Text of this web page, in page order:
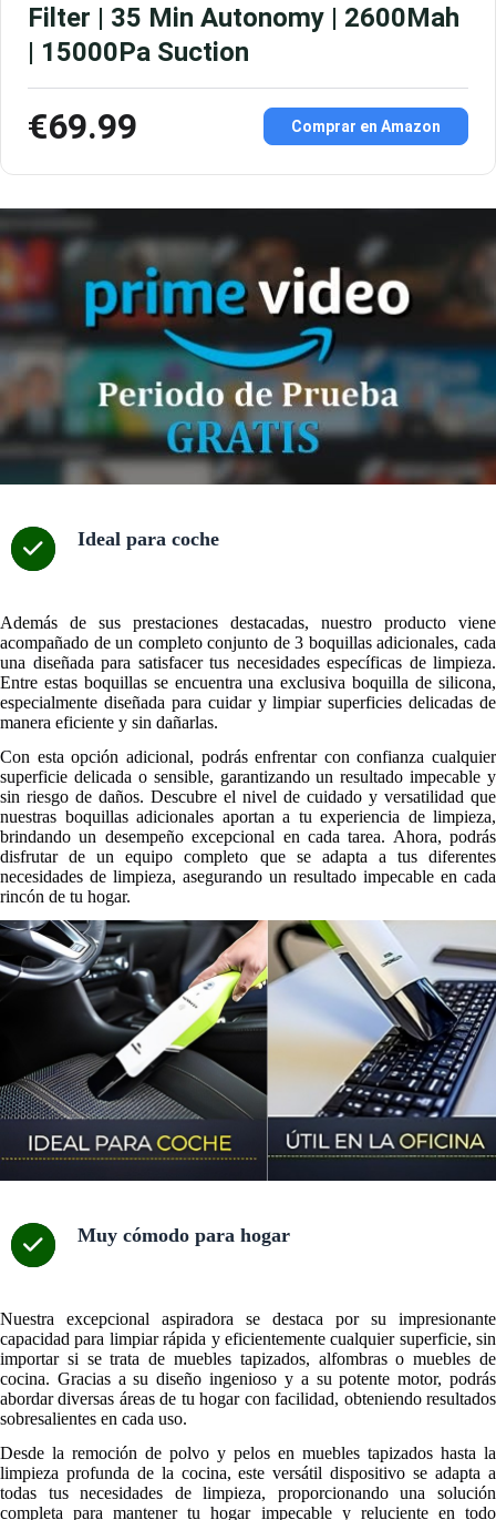
Filter | 35 Min Autonomy | 2600Mah
| 15000Pa Suction
€69.99 Comprar en Amazon
Ideal para coche
Además de sus prestaciones destacadas, nuestro producto viene
acompañado de un completo conjunto de 3 boquillas adicionales, cada
una diseñada para satisfacer tus necesidades específicas de limpieza.
Entre estas boquillas se encuentra una exclusiva boquilla de silicona,
especialmente diseñada para cuidar y limpiar superficies delicadas de
manera eficiente y sin dañarlas.
Con esta opción adicional, podrás enfrentar con confianza cualquier
superficie delicada o sensible, garantizando un resultado impecable y
sin riesgo de daños. Descubre el nivel de cuidado y versatilidad que
nuestras boquillas adicionales aportan a tu experiencia de limpieza,
brindando un desempeño excepcional en cada tarea. Ahora, podrás
disfrutar de un equipo completo que se adapta a tus diferentes
necesidades de limpieza, asegurando un resultado impecable en cada
rincón de tu hogar.
Muy cómodo para hogar
Nuestra excepcional aspiradora se destaca por su impresionante
capacidad para limpiar rápida y eficientemente cualquier superficie, sin
importar si se trata de muebles tapizados, alfombras o muebles de
cocina. Gracias a su diseño ingenioso y a su potente motor, podrás
abordar diversas áreas de tu hogar con facilidad, obteniendo resultados
sobresalientes en cada uso.
Desde la remoción de polvo y pelos en muebles tapizados hasta la
limpieza profunda de la cocina, este versátil dispositivo se adapta a
todas tus necesidades de limpieza, proporcionando una solución
completa para mantener tu hogar impecable y reluciente en todo